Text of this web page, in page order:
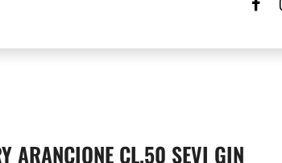
ARANCIONE CL.50 SEVI GIN